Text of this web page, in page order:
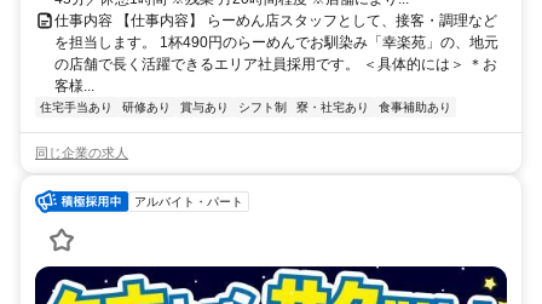
仕事内容 【仕事内容】 らーめん店スタッフとして、接客・調理など
を担当します。 1杯490円のらーめんでお馴染み「幸楽苑」の、地元
の店舗で長く活躍できるエリア社員採用です。 ＜具体的には＞ ＊お
客様...
住宅手当あり 研修あり 賞与あり シフト制 寮・社宅あり 食事補助あり
同じ企業の求人
アルバイト・パート